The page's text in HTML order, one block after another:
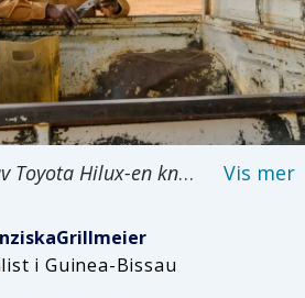
er en av få cashewhandlere i Guinea-Bissau som foredler nøttene lokalt.
Grillmeier
i Guinea-Bissau